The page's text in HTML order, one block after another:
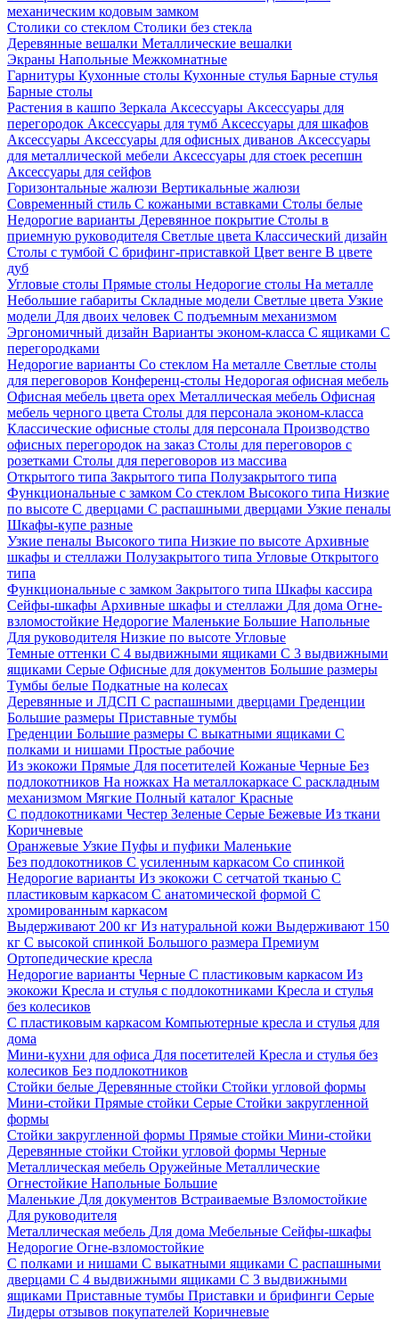
механическим кодовым замком
Столики со стеклом Столики без стекла
Деревянные вешалки Металлические вешалки
Экраны Напольные Межкомнатные
Гарнитуры Кухонные столы Кухонные стулья Барные стулья
Барные столы
Растения в кашпо Зеркала Аксессуары Аксессуары для
перегородок Аксессуары для тумб Аксессуары для шкафов
Аксессуары Аксессуары для офисных диванов Аксессуары
для металлической мебели Аксессуары для стоек ресепшн
Аксессуары для сейфов
Горизонтальные жалюзи Вертикальные жалюзи
Современный стиль С кожаными вставками Столы белые
Недорогие варианты Деревянное покрытие Столы в
приемную руководителя Светлые цвета Классический дизайн
Столы с тумбой С брифинг-приставкой Цвет венге В цвете
дуб
Угловые столы Прямые столы Недорогие столы На металле
Небольшие габариты Складные модели Светлые цвета Узкие
модели Для двоих человек С подъемным механизмом
Эргономичный дизайн Варианты эконом-класса С ящиками С
перегородками
Недорогие варианты Со стеклом На металле Светлые столы
для переговоров Конференц-столы Недорогая офисная мебель
Офисная мебель цвета орех Металлическая мебель Офисная
мебель черного цвета Столы для персонала эконом-класса
Классические офисные столы для персонала Производство
офисных перегородок на заказ Столы для переговоров с
розетками Столы для переговоров из массива
Открытого типа Закрытого типа Полузакрытого типа
Функциональные с замком Со стеклом Высокого типа Низкие
по высоте С дверцами С распашными дверцами Узкие пеналы
Шкафы-купе разные
Узкие пеналы Высокого типа Низкие по высоте Архивные
шкафы и стеллажи Полузакрытого типа Угловые Открытого
типа
Функциональные с замком Закрытого типа Шкафы кассира
Сейфы-шкафы Архивные шкафы и стеллажи Для дома Огне-
взломостойкие Недорогие Маленькие Большие Напольные
Для руководителя Низкие по высоте Угловые
Темные оттенки С 4 выдвижными ящиками С 3 выдвижными
ящиками Серые Офисные для документов Большие размеры
Тумбы белые Подкатные на колесах
Деревянные и ЛДСП С распашными дверцами Греденции
Большие размеры Приставные тумбы
Греденции Большие размеры С выкатными ящиками С
полками и нишами Простые рабочие
Из экокожи Прямые Для посетителей Кожаные Черные Без
подлокотников На ножках На металлокаркасе С раскладным
механизмом Мягкие Полный каталог Красные
С подлокотниками Честер Зеленые Серые Бежевые Из ткани
Коричневые
Оранжевые Узкие Пуфы и пуфики Маленькие
Без подлокотников С усиленным каркасом Со спинкой
Недорогие варианты Из экокожи С сетчатой тканью С
пластиковым каркасом С анатомической формой С
хромированным каркасом
Выдерживают 200 кг Из натуральной кожи Выдерживают 150
кг С высокой спинкой Большого размера Премиум
Ортопедические кресла
Недорогие варианты Черные С пластиковым каркасом Из
экокожи Кресла и стулья с подлокотниками Кресла и стулья
без колесиков
С пластиковым каркасом Компьютерные кресла и стулья для
дома
Мини-кухни для офиса Для посетителей Кресла и стулья без
колесиков Без подлокотников
Стойки белые Деревянные стойки Стойки угловой формы
Мини-стойки Прямые стойки Серые Стойки закругленной
формы
Стойки закругленной формы Прямые стойки Мини-стойки
Деревянные стойки Стойки угловой формы Черные
Металлическая мебель Оружейные Металлические
Огнестойкие Напольные Большие
Маленькие Для документов Встраиваемые Взломостойкие
Для руководителя
Металлическая мебель Для дома Мебельные Сейфы-шкафы
Недорогие Огне-взломостойкие
С полками и нишами С выкатными ящиками С распашными
дверцами С 4 выдвижными ящиками С 3 выдвижными
ящиками Приставные тумбы Приставки и брифинги Серые
Лидеры отзывов покупателей Коричневые